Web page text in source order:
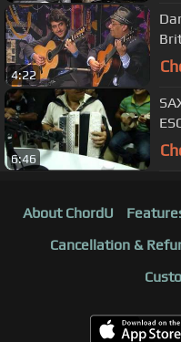
4:22
6:46
About ChordU
Cancellation &